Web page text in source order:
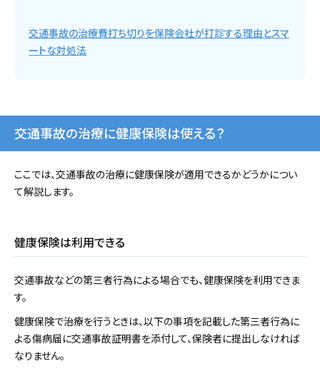
交通事故の治療費打ち切りを保険会社が打診する理由とスマ
ートな対処法
交通事故の治療に健康保険は使える？
ここでは、交通事故の治療に健康保険が適用できるかどうかについ
て解説します。
健康保険は利用できる
交通事故などの第三者行為による場合でも、健康保険を利用できま
す。
健康保険で治療を行うときは、以下の事項を記載した第三者行為に
よる傷病届に交通事故証明書を添付して、保険者に提出しなければ
なりません。